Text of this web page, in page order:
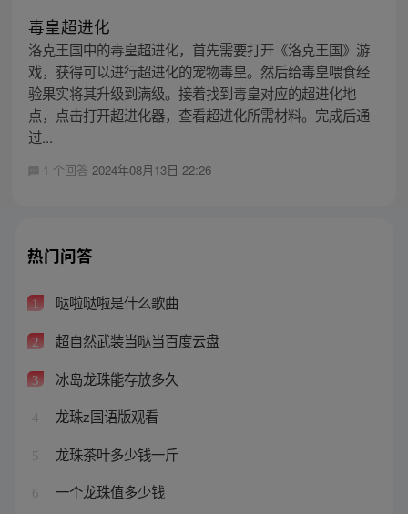
毒皇超进化
洛克王国中的毒皇超进化，首先需要打开《洛克王国》游
戏，获得可以进行超进化的宠物毒皇。然后给毒皇喂食经
验果实将其升级到满级。接着找到毒皇对应的超进化地
点，点击打开超进化器，查看超进化所需材料。完成后通
过...
1 个回答 2024年08月13日 22:26
热门问答
1 哒啦哒啦是什么歌曲
2 超自然武装当哒当百度云盘
3 冰岛龙珠能存放多久
4 龙珠z国语版观看
5 龙珠茶叶多少钱一斤
6 一个龙珠值多少钱